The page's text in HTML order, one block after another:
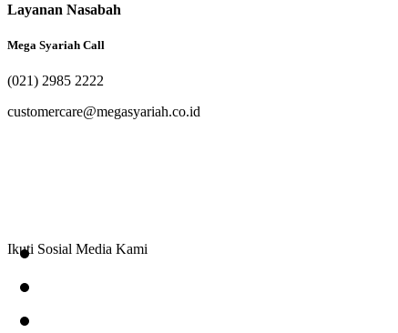
Layanan Nasabah
Mega Syariah Call
(021) 2985 2222
customercare@megasyariah.co.id
Ikuti Sosial Media Kami